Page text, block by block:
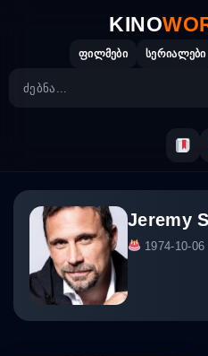
KINO
ფილმები სერიალები
Jeremy
1974-10-06